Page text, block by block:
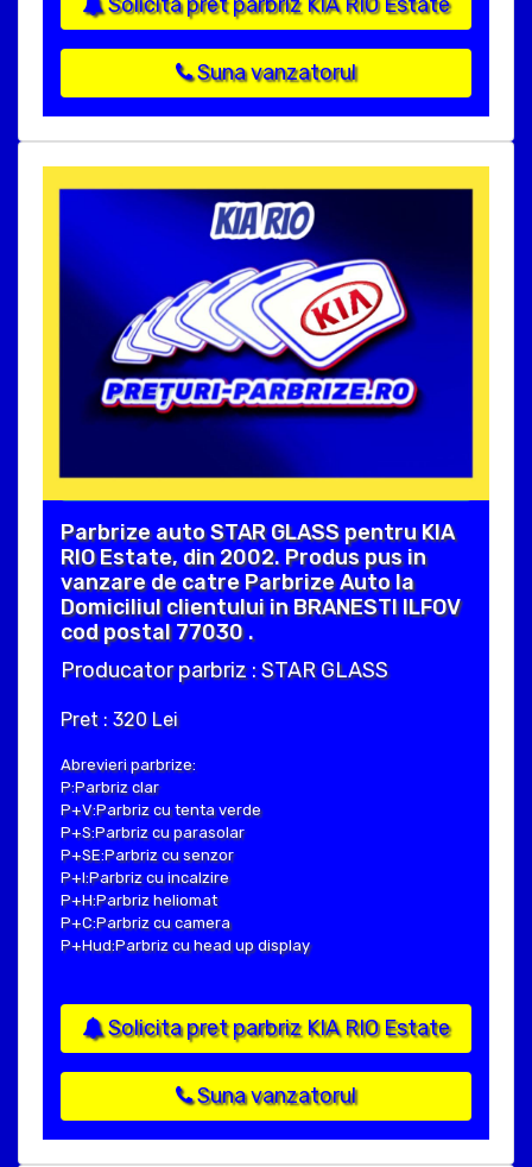
Suna vanzatorul
Parbrize auto STAR GLASS pentru KIA
RIO Estate, din 2002. Produs pus in
vanzare de catre Parbrize Auto la
Domiciliul clientului in BRANESTI ILFOV
cod postal 77030 .
Producator parbriz : STAR GLASS
Pret : 320 Lei
Abrevieri parbrize:
P:Parbriz clar
P+V:Parbriz cu tenta verde
P+S:Parbriz cu parasolar
P+SE:Parbriz cu senzor
P+I:Parbriz cu incalzire
P+H:Parbriz heliomat
P+C:Parbriz cu camera
P+Hud:Parbriz cu head up display
Solicita pret parbriz KIA RIO Estate
Suna vanzatorul